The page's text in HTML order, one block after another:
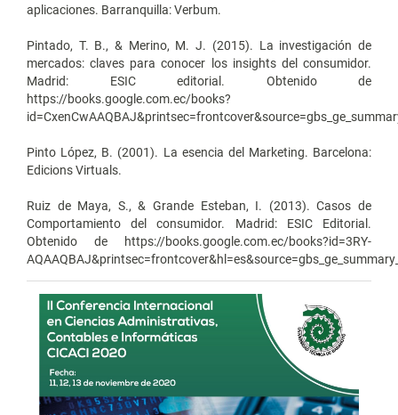
aplicaciones. Barranquilla: Verbum.
Pintado, T. B., & Merino, M. J. (2015). La investigación de
mercados: claves para conocer los insights del consumidor.
Madrid: ESIC editorial. Obtenido de
https://books.google.com.ec/books?
Pinto López, B. (2001). La esencia del Marketing. Barcelona:
Edicions Virtuals.
Ruiz de Maya, S., & Grande Esteban, I. (2013). Casos de
Comportamiento del consumidor. Madrid: ESIC Editorial.
Obtenido de https://books.google.com.ec/books?id=3RY-